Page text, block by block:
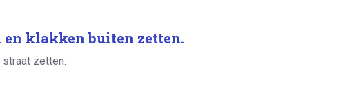
klakken buiten zetten.
zetten.